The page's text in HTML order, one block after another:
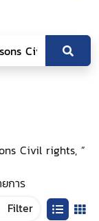
Civil rights, ”
การ
Filter